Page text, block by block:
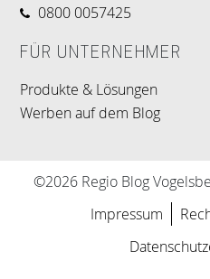
0800 0057425
FÜR UNTERNEHMER
Produkte & Lösungen
Werben auf dem Blog
©2026 Regio Blog
Impressum